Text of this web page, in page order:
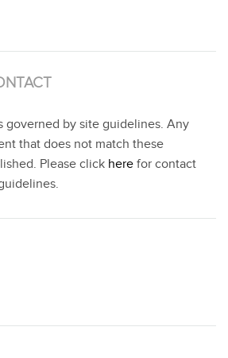
governed by site guidelines. Any
that does not match these
Please click here for contact